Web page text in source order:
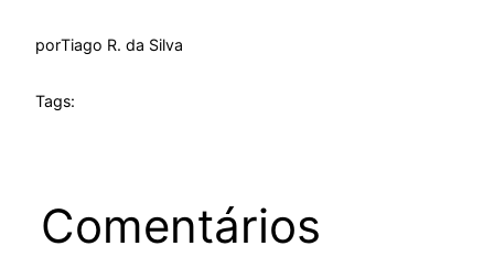
porTiago R. da Silva
Tags:
Comentários